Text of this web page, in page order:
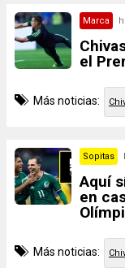
Marca
el
Más noticias:
Sopitas
Aquí
en
Más noticias: